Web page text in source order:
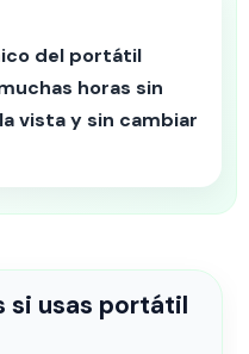
del portátil
horas sin
vista y sin cambiar
si usas portátil